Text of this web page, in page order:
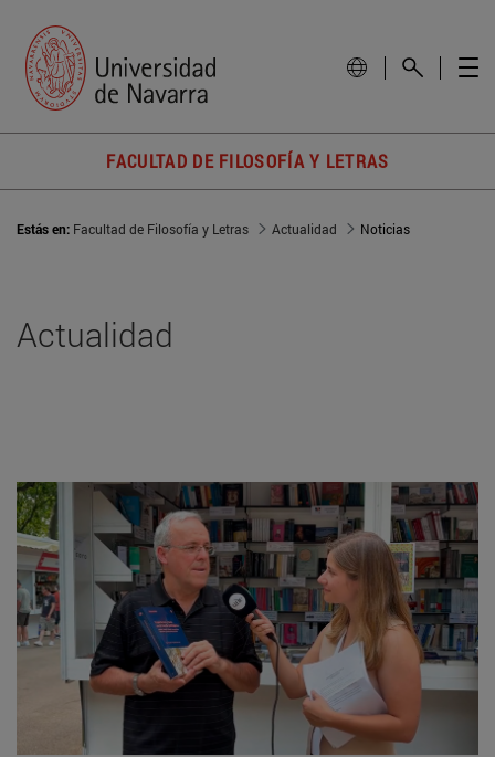
FACULTAD DE FILOSOFÍA Y LETRAS
Estás en: Facultad de Filosofía y Letras Actualidad Noticias
Actualidad